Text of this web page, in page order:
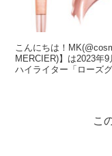
こんにちは！MK(@cosmejouhou)です
MERCIER)】は2023年
ハイライター「ローズ
こ